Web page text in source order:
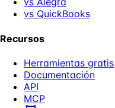
vs QuickBooks
Recursos
Herramientas gratis
Documentación
API
MCP